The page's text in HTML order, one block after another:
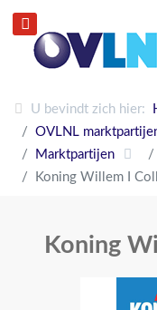
U bevindt zich hier:
OVLNL
Marktpartijen
Koning Willem I
Koning